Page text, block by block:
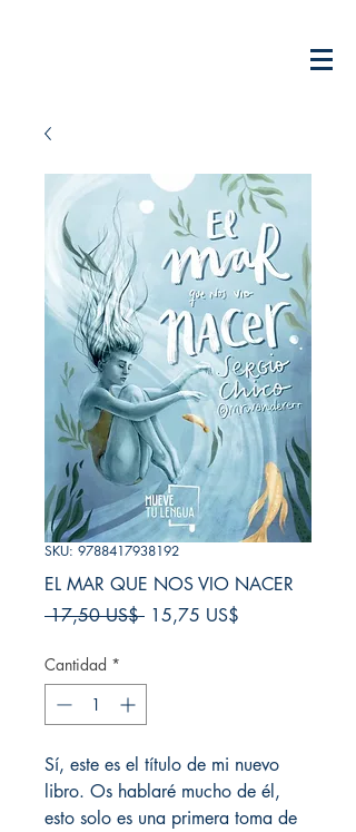
SKU: 9788417938192
EL MAR QUE NOS VIO NACER
17,50 US$ Precio
15,75 US$
Cantidad *
Sí, este es el título de mi nuevo
libro. Os hablaré mucho de él,
esto solo es una primera toma de